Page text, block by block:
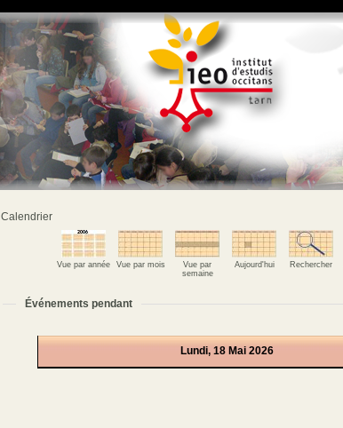
Calendrier
Vue par année Vue par mois
Vue par
semaine
Aujourd'hui Rechercher
Événements pendant
Lundi, 18 Mai 2026